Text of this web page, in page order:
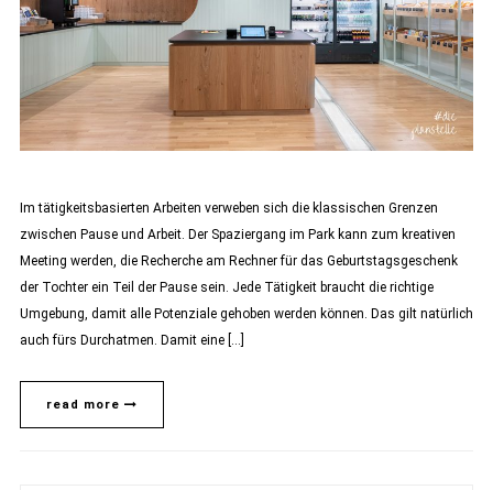
Im tätigkeitsbasierten Arbeiten verweben sich die klassischen Grenzen
zwischen Pause und Arbeit. Der Spaziergang im Park kann zum kreativen
Meeting werden, die Recherche am Rechner für das Geburtstagsgeschenk
der Tochter ein Teil der Pause sein. Jede Tätigkeit braucht die richtige
Umgebung, damit alle Potenziale gehoben werden können. Das gilt natürlich
auch fürs Durchatmen. Damit eine […]
read more